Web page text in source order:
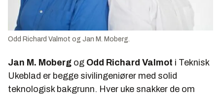
Odd Richard Valmot og Jan M. Moberg.
Jan M. Moberg og Odd Richard Valmot i Teknisk
Ukeblad er begge sivilingeniører med solid
teknologisk bakgrunn. Hver uke snakker de om